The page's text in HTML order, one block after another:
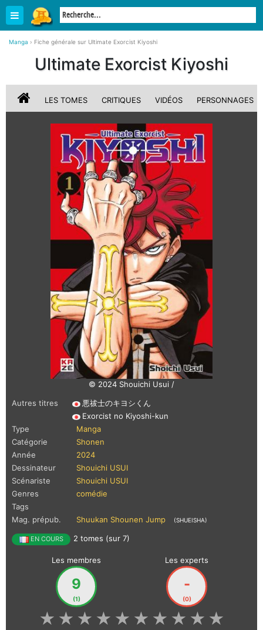
Manga › Fiche générale sur Ultimate Exorcist Kiyoshi
Ultimate Exorcist Kiyoshi
LES TOMES CRITIQUES VIDÉOS PERSONNAGES
© 2024 Shouichi Usui /
Autres titres
悪祓士のキヨシくん
Exorcist no Kiyoshi-kun
Type
Manga
Catégorie
Shonen
Année
2024
Dessinateur
Shouichi USUI
Scénariste
Shouichi USUI
Genres
comédie
Tags
Mag. prépub.
Shuukan Shounen Jump (SHUEISHA)
EN COURS 2 tomes (sur 7)
Les membres
9
(1)
Les experts
-
(0)
★
★
★
★
★
★
★
★
★
★